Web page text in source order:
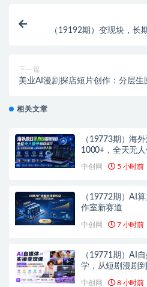
（19192期）变现块，长
下一篇
美业AI漫剧探店短片创作：分层生
相关文章
（19773期）海
1000+，全天无
中创网 5 小时前
（19772期）AI
作室新赛道
中创网 7 小时前
（19771期）AI
学，从短剧漫剧
中创网 8 小时前